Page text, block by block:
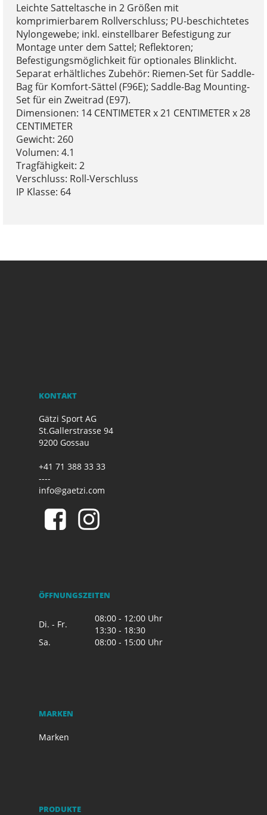
Leichte Satteltasche in 2 Größen mit
komprimierbarem Rollverschluss; PU-beschichtetes
Nylongewebe; inkl. einstellbarer Befestigung zur
Montage unter dem Sattel; Reflektoren;
Befestigungsmöglichkeit für optionales Blinklicht.
Separat erhältliches Zubehör: Riemen-Set für Saddle-
Bag für Komfort-Sättel (F96E); Saddle-Bag Mounting-
Set für ein Zweitrad (E97).
Dimensionen: 14 CENTIMETER x 21 CENTIMETER x 28
CENTIMETER
Gewicht: 260
Volumen: 4.1
Tragfähigkeit: 2
Verschluss: Roll-Verschluss
IP Klasse: 64
KONTAKT
Gätzi Sport AG
St.Gallerstrasse 94
9200 Gossau
+41 71 388 33 33
----
info@gaetzi.com
ÖFFNUNGSZEITEN
Di. - Fr.
08:00 - 12:00 Uhr
13:30 - 18:30
Sa.
08:00 - 15:00 Uhr
MARKEN
Marken
PRODUKTE